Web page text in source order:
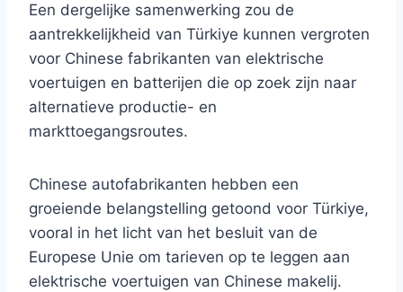
Een dergelijke samenwerking zou de
aantrekkelijkheid van Türkiye kunnen vergroten
voor Chinese fabrikanten van elektrische
voertuigen en batterijen die op zoek zijn naar
alternatieve productie- en
markttoegangsroutes.
Chinese autofabrikanten hebben een
groeiende belangstelling getoond voor Türkiye,
vooral in het licht van het besluit van de
Europese Unie om tarieven op te leggen aan
elektrische voertuigen van Chinese makelij.